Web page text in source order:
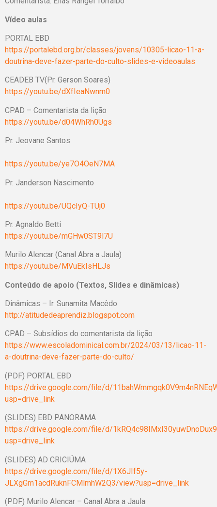
Vídeo aulas
PORTAL EBD
https://portalebd.org.br/classes/jovens/10305-licao-11-a-
doutrina-deve-fazer-parte-do-culto-slides-e-videoaulas
CEADEB TV(Pr. Gerson Soares)
https://youtu.be/dXfIeaNwnm0
CPAD – Comentarista da lição
https://youtu.be/d04WhRh0Ugs
Pr. Jeovane Santos
https://youtu.be/ye7O4OeN7MA
Pr. Janderson Nascimento
https://youtu.be/UQcIyQ-TUj0
Pr. Agnaldo Betti
https://youtu.be/mGHw0ST9l7U
Murilo Alencar (Canal Abra a Jaula)
https://youtu.be/MVuEkIsHLJs
Conteúdo de apoio (Textos, Slides e dinâmicas)
Dinâmicas – Ir. Sunamita Macêdo
http://atitudedeaprendiz.blogspot.com
CPAD – Subsídios do comentarista da lição
https://www.escoladominical.com.br/2024/03/13/licao-11-
a-doutrina-deve-fazer-parte-do-culto/
(PDF) PORTAL EBD
https://drive.google.com/file/d/
usp=drive_link
(SLIDES) EBD PANORAMA
https://drive.google.com/file/d/
usp=drive_link
(SLIDES) AD CRICIÚMA
https://drive.google.com/file/d/1X6JIf5y-
JLXgGm1acdRuknFCMlmhW2Q3/view?usp=drive_link
(PDF) Murilo Alencar – Canal Abra a Jaula